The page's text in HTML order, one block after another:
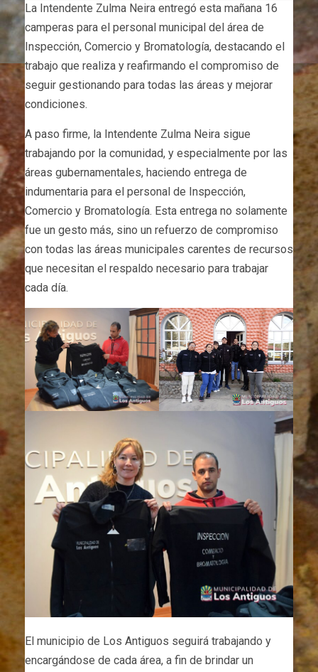
La Intendente Zulma Neira entregó esta mañana 16
camperas para el personal municipal del área de
Inspección, Comercio y Bromatología, destacando el
trabajo que realiza y reafirmando el compromiso de
seguir gestionando para todas las áreas y mejorar
condiciones.
A paso firme, la Intendente Zulma Neira sigue
trabajando por la comunidad, y especialmente por las
áreas gubernamentales, haciendo entrega de
indumentaria para el personal de Inspección,
Comercio y Bromatología. Esta entrega no solamente
fue un gesto más, sino un refuerzo de compromiso
con todas las áreas municipales carentes de recursos
que necesitan el respaldo necesario para trabajar
cada día.
El municipio de Los Antiguos seguirá trabajando y
encargándose de cada área, a fin de brindar un